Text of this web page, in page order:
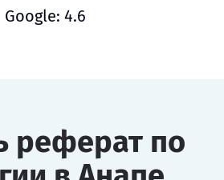
Google: 4.6
реферат по